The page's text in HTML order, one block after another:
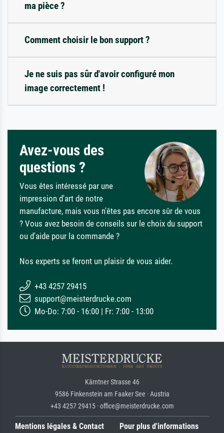
ma pièce ?
Comment choisir le bon support ?
Je ne suis pas sûr d'avoir configuré mon
image correctement !
Avez-vous des
questions ?
Vous êtes intéressé par une
impression d'art de notre
manufacture, mais vous n'êtes pas encore sûr de vous
? Vous avez besoin de conseils sur le choix du support
ou d'aide pour la commande ?
Nos experts se feront un plaisir de vous aider.
+43 4257 29415
support@meisterdrucke.com
Mo-Do: 7:00 - 16:00 | Fr: 7:00 - 13:00
Kärntner Strasse 46
9586 Finkenstein am Faaker See · Austria
+43 4257 29415 · office@meisterdrucke.com
Mentions légales & Contact Pour plus d'informations